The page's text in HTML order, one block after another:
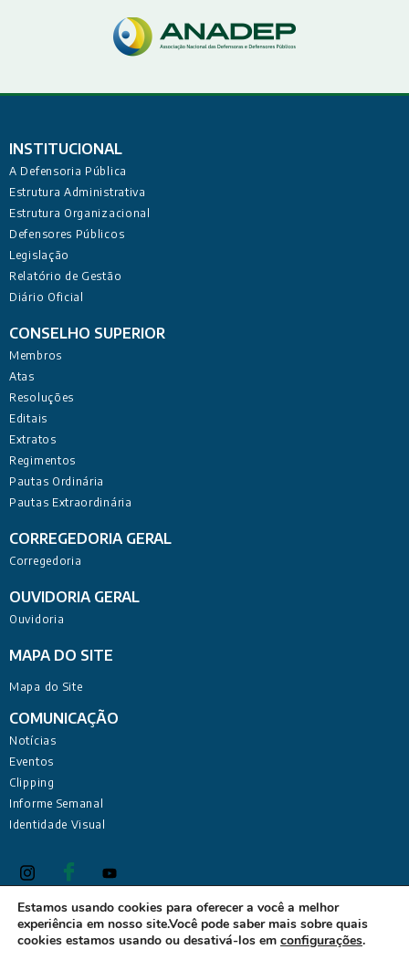
INSTITUCIONAL
A Defensoria Pública
Estrutura Administrativa
Estrutura Organizacional
Defensores Públicos
Legislação
Relatório de Gestão
Diário Oficial
CONSELHO SUPERIOR
Membros
Atas
Resoluções
Editais
Extratos
Regimentos
Pautas Ordinária
Pautas Extraordinária
CORREGEDORIA GERAL
Corregedoria
OUVIDORIA GERAL
Ouvidoria
MAPA DO SITE
Mapa do Site
COMUNICAÇÃO
Notícias
Eventos
Clipping
Informe Semanal
Identidade Visual
Defensoria Pública do Estado da Paraíba Sede Administrativa:
Rua Deputado Barreto Sobrinho, 168 - Tambiá, João Pessoa -
Estamos usando cookies para oferecer a você a melhor
experiência em nosso site.Você pode saber mais sobre quais
cookies estamos usando ou desativá-los em configurações.